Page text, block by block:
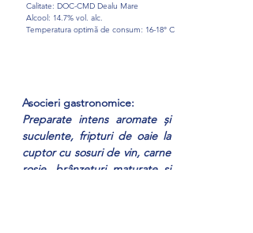
Calitate: DOC-CMD Dealu Mare
Alcool: 14.7% vol. alc.
Temperatura optimă de consum: 16-18° C
Asocieri gastronomice:
Preparate intens aromate și
suculente, fripturi de oaie la
cuptor cu sosuri de vin, carne
roșie, brânzeturi maturate și